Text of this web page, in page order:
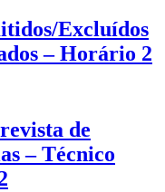
Excluídos
– Horário 2
de
– Técnico